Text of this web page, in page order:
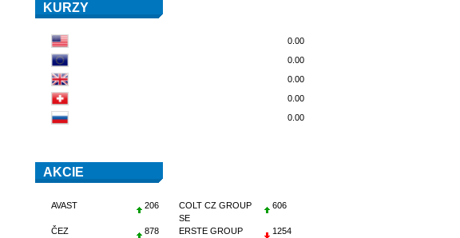
KURZY
0.00
0.00
0.00
0.00
0.00
AKCIE
AVAST 206
COLT CZ GROUP
SE
606
ČEZ 878
ERSTE GROUP
1254